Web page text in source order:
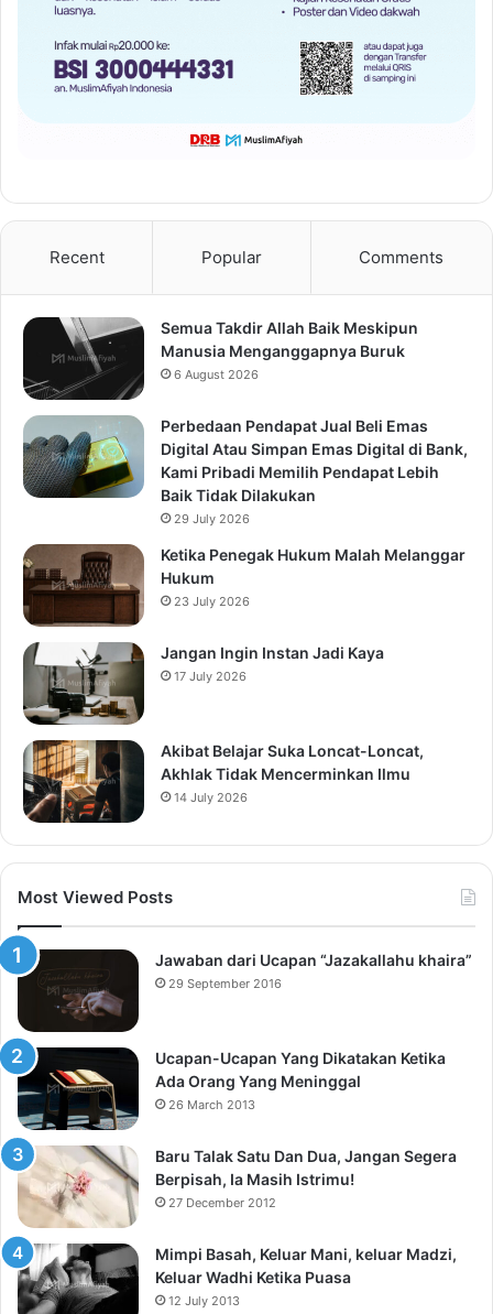
Recent Popular Comments
Semua Takdir Allah Baik Meskipun
Manusia Menganggapnya Buruk
6 August 2026
Perbedaan Pendapat Jual Beli Emas
Digital Atau Simpan Emas Digital di Bank,
Kami Pribadi Memilih Pendapat Lebih
Baik Tidak Dilakukan
29 July 2026
Ketika Penegak Hukum Malah Melanggar
Hukum
23 July 2026
Jangan Ingin Instan Jadi Kaya
17 July 2026
Akibat Belajar Suka Loncat-Loncat,
Akhlak Tidak Mencerminkan Ilmu
14 July 2026
Most Viewed Posts
Jawaban dari Ucapan “Jazakallahu khaira”
29 September 2016
Ucapan-Ucapan Yang Dikatakan Ketika
Ada Orang Yang Meninggal
26 March 2013
Baru Talak Satu Dan Dua, Jangan Segera
Berpisah, Ia Masih Istrimu!
27 December 2012
Mimpi Basah, Keluar Mani, keluar Madzi,
Keluar Wadhi Ketika Puasa
12 July 2013